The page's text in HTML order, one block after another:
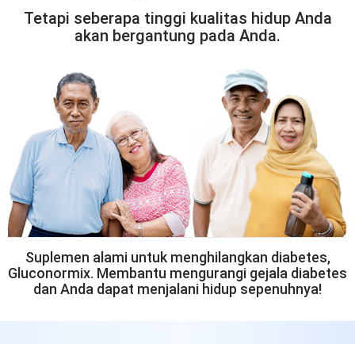
Tetapi seberapa tinggi kualitas hidup Anda
akan bergantung pada Anda.
Suplemen alami untuk menghilangkan diabetes,
Gluconormix. Membantu mengurangi gejala diabetes
dan Anda dapat menjalani hidup sepenuhnya!